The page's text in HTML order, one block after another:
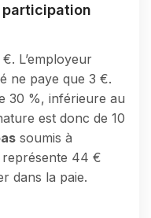
participation
L’employeur
ne paye que 3 €.
30 %, inférieure au
est donc de 10
soumis à
représente 44 €
dans la paie.